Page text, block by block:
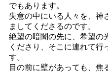
でもあります。
失意の中にいる人々を、神
ましてくださるのです。
絶望の暗闇の先に、希望の
くださり、そこに連れて行
す。
目の前に壁があっても、焦